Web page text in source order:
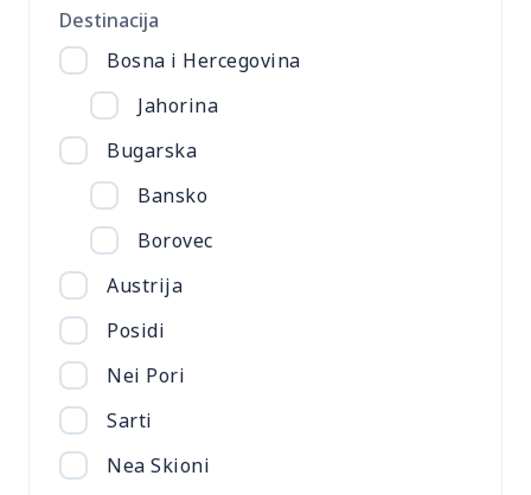
Destinacija
Bosna i Hercegovina
Jahorina
Bugarska
Bansko
Borovec
Austrija
Posidi
Nei Pori
Sarti
Nea Skioni